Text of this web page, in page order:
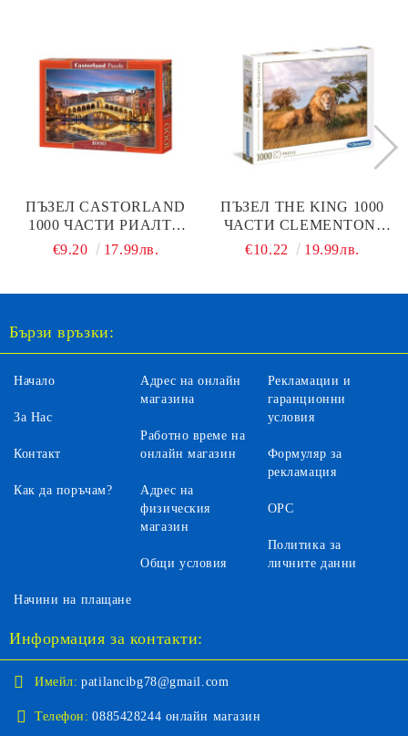
ПЪЗЕЛ CASTORLAND
1000 ЧАСТИ РИАЛТО
ПРЕЗ НОЩТА 104215
€9.20 17.99лв.
ПЪЗЕЛ THE KING 1000
ЧАСТИ CLEMENTONI
39479
€10.22 19.99лв.
Бързи връзки:
Начало
За Нас
Контакт
Как да поръчам?
Адрес на онлайн
магазина
Работно време на
онлайн магазин
Адрес на
физическия
магазин
Общи условия
Рекламации и
гаранционни
условия
Формуляр за
рекламация
ОРС
Политика за
личните данни
Начини на плащане
Информация за контакти:
Имейл: patilancibg78@gmail.com
Телефон: 0885428244 онлайн магазин